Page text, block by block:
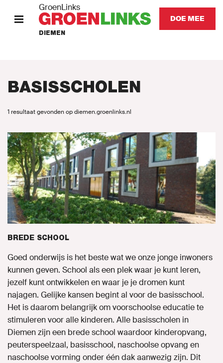
GroenLinks
DIEMEN
DOE MEE
BASISSCHOLEN
1 resultaat gevonden op diemen.groenlinks.nl
BREDE SCHOOL
Goed onderwijs is het beste wat we onze jonge inwoners
kunnen geven. School als een plek waar je kunt leren,
jezelf kunt ontwikkelen en waar je je dromen kunt
najagen. Gelijke kansen begint al voor de basisschool.
Het is daarom belangrijk om voorschoolse educatie te
stimuleren voor alle kinderen. Alle basisscholen in
Diemen zijn een brede school waardoor kinderopvang,
peuterspeelzaal, basisschool, naschoolse opvang en
naschoolse vorming onder één dak aanwezig zijn. Dit
STANDPUNTEN
Onze mensen
Onze afdeling
Nieuws
Agenda
MIJN GROENLINKS